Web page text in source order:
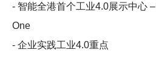
- 智能全港首个工业4.0展示中心
One
- 企业实践工业4.0重点